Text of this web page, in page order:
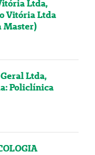
Ltda,
Vitória Ltda
Master)
Ltda,
Policlínica